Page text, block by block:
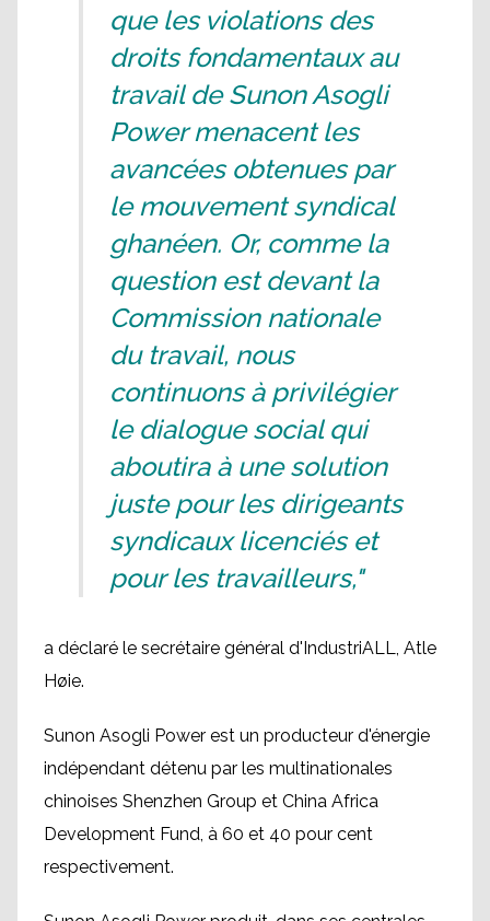
que les violations des
droits fondamentaux au
travail de Sunon Asogli
Power menacent les
avancées obtenues par
le mouvement syndical
ghanéen. Or, comme la
question est devant la
Commission nationale
du travail, nous
continuons à privilégier
le dialogue social qui
aboutira à une solution
juste pour les dirigeants
syndicaux licenciés et
pour les travailleurs,"
a déclaré le secrétaire général d'IndustriALL, Atle
Høie.
Sunon Asogli Power est un producteur d'énergie
indépendant détenu par les multinationales
chinoises Shenzhen Group et China Africa
Development Fund, à 60 et 40 pour cent
respectivement.